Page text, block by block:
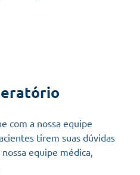
com a nossa equipe
tirem suas dúvidas
equipe médica,